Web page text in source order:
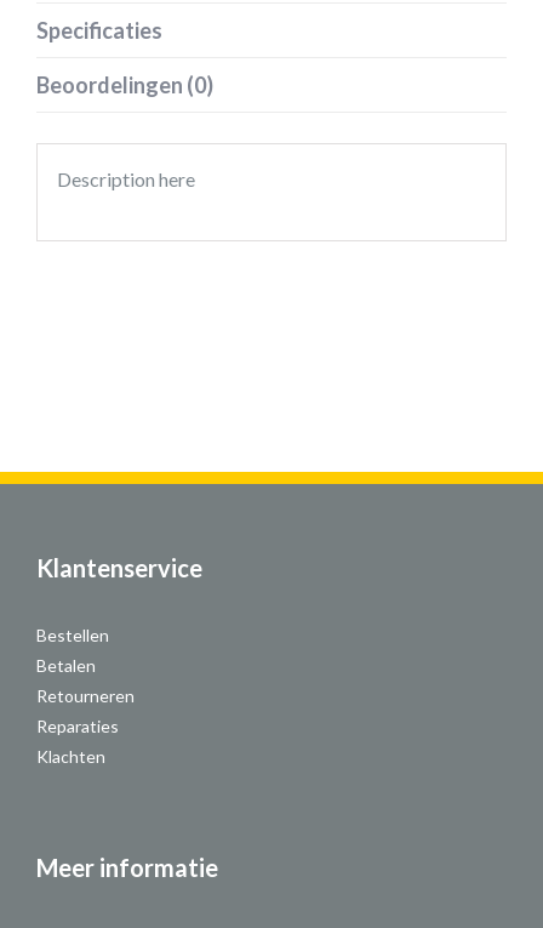
Specificaties
Beoordelingen (0)
Description here
Klantenservice
Bestellen
Betalen
Retourneren
Reparaties
Klachten
Meer informatie